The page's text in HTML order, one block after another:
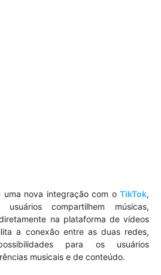
uma nova integração com o TikTok,
compartilhem músicas,
na plataforma de vídeos
a conexão entre as duas redes,
para os usuários
musicais e de conteúdo.